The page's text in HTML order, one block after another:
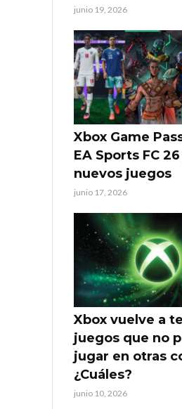
junio 19, 2026
Xbox Game
EA Sports FC
nuevos juegos
junio 17, 2026
Xbox vuelve a
juegos que no
jugar en otras
¿Cuáles?
junio 10, 2026